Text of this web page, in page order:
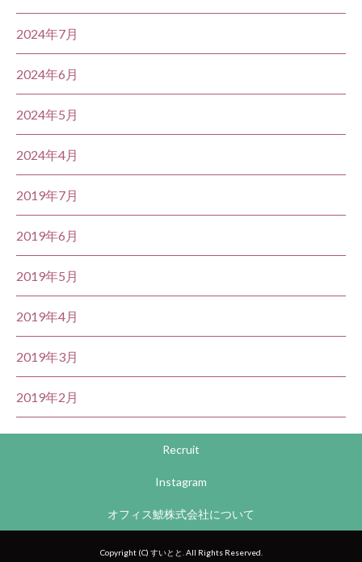
2024年7月
2024年6月
2024年5月
2024年4月
2019年7月
2019年6月
2019年5月
2019年4月
2019年3月
2019年2月
Recruit
Instagram
オフィス鯱株式会社について
Copyright (C) すいとと. All Rights Reserved.